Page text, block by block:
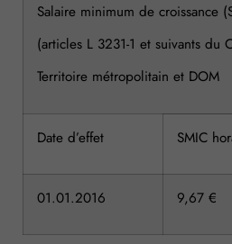
Salaire minimum de croissance
(articles L 3231-1 et suivants du
Territoire métropolitain et DOM
Date d’effet SMIC
01.01.2016 9,67 €